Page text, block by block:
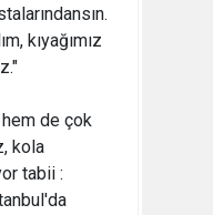
kıyağımız
de çok
kola
tabii :